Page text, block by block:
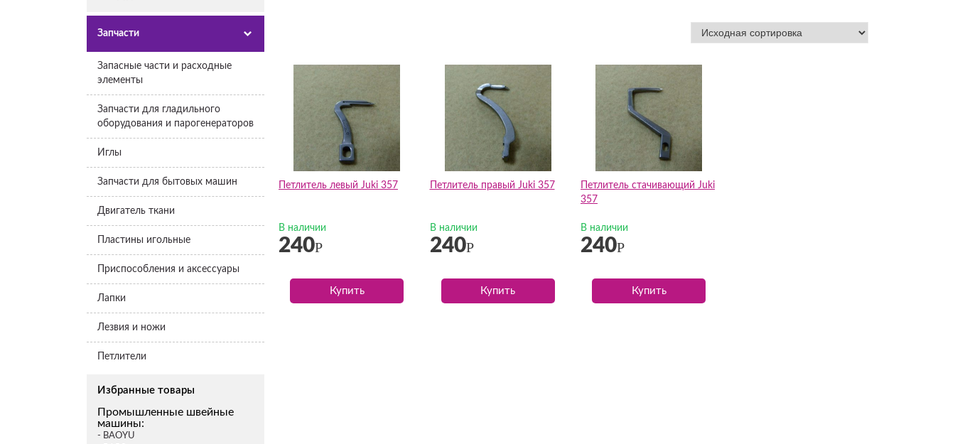
Запчасти
Запасные части и расходные
элементы
Запчасти для гладильного
оборудования и парогенераторов
Иглы
Запчасти для бытовых машин
Двигатель ткани
Пластины игольные
Приспособления и аксессуары
Лапки
Лезвия и ножи
Петлители
Избранные товары
Промышленные швейные
машины:
- BAOYU
Петлитель левый Juki 357
В наличии
240Р
Купить
Петлитель правый Juki 357
В наличии
240Р
Купить
Петлитель стачивающий Juki
357
В наличии
240Р
Купить